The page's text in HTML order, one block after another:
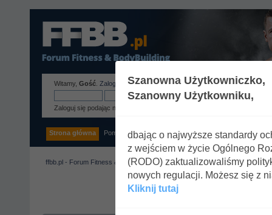
Witamy, Gość Zaloguj sięlubzarejestruj.
Zaloguj się podając nazwę użytkownika, hasło i długość sesji
Strona główna Pomoc Szukaj Tags Zaloguj się Rejestracja
ffbb.pl - Forum Fitness & BodyBuilding» Centrum statystyk
ffbb.pl - Forum Fitness
Szanowna Użytkowniczko,
Szanowny Użytkowniku,
dbając o najwyższe standardy
z wejściem w życie Ogólnego
(RODO) zaktualizowaliśmy
nowych regulacji. Możesz się z
Kliknij tutaj